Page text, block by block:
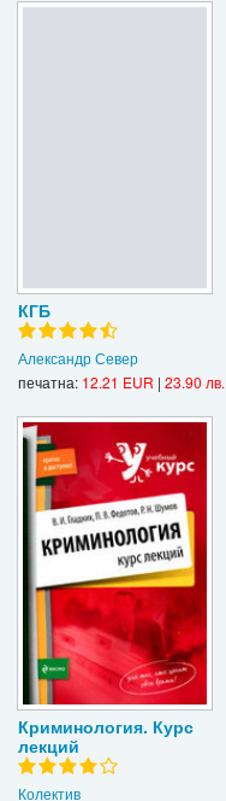
КГБ
Александр Север
печатна: 12.21 EUR | 23.90 лв.
Криминология. Курс
лекций
Колектив